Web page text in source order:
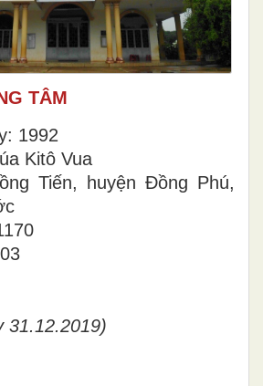
TÂM
1992
Kitô Vua
Tiến, huyện Đồng Phú,
31.12.2019)